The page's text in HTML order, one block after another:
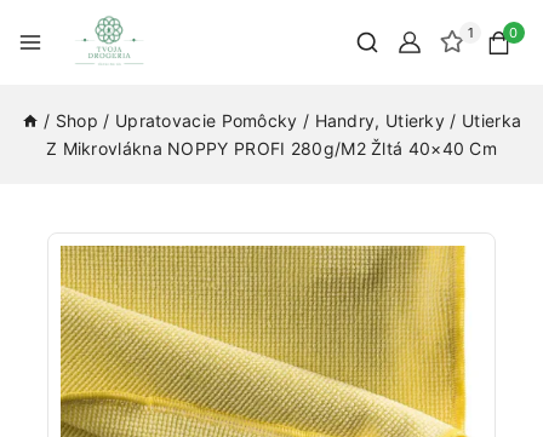
1 0
/ Shop / Upratovacie Pomôcky / Handry, Utierky / Utierka
Z Mikrovlákna NOPPY PROFI 280g/m2 Žltá 40×40 Cm